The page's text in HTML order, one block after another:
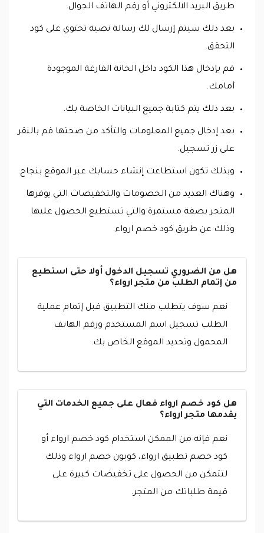
طريق البريد الالكتروني أو رقم الهاتف الجوال.
بعد ذلك سيتم إرسال لك رسالة نصية تحتوي على كود
التحقق.
قم بإدخال هذا الكود داخل الخانة الفارغة الموجودة
أمامك.
بعد ذلك يتم كتابة جميع البيانات الخاصة بك.
بعد إدخال جميع المعلومات والتأكد من صحتها قم بالنقر
على زر تسجيل.
وبذلك تكون استطاعت إنشاء حسابك عبر الموقع بنجاح.
وهناك العديد من الخصومات والتخفيضات التي يوفرها
المتجر بصفة مستمرة والتي تستطيع الحصول عليها
وذلك عن طريق كود خصم ارواء.
هل من الضروري تسجيل الدخول أولا حتى استطيع
من إتمام الطلب من متجر ارواء؟
نعم سوف يتطلب منك التطبيق قبل إتمام عملية
الطلب تسجيل اسم المستخدم ورقم الهاتف
المحمول وتحديد الموقع الخاص بك.
هل كود خصم ارواء فعال على جميع الخدمات التي
يقدمها متجر ارواء؟
نعم فإنه من الممكن استخدام كود خصم ارواء أو
كود خصم تطبيق ارواء، كوبون خصم ارواء وذلك
لتتمكن من الحصول على تخفيضات كبيرة على
قيمة طلباتك من المتجر.